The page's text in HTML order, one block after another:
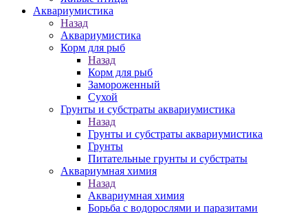
Аквариумистика
Назад
Аквариумистика
Корм для рыб
Назад
Корм для рыб
Замороженный
Сухой
Грунты и субстраты аквариумистика
Назад
Грунты и субстраты аквариумистика
Грунты
Питательные грунты и субстраты
Аквариумная химия
Назад
Аквариумная химия
Борьба с водорослями и паразитами